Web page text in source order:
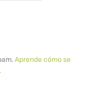
Aprende cómo se